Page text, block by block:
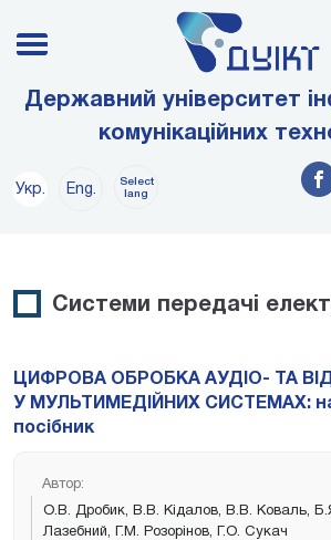
Державний університет
комунікаційних
Укр. Eng.
Select
lang
Системи передачі
ЦИФРОВА ОБРОБКА АУДІО- ТА
У МУЛЬТИМЕДІЙНИХ СИСТЕМАХ:
посібник
Автор:
О.В. Дробик, В.В. Кідалов, В.В. Коваль,
Лазебний, Г.М. Розорінов, Г.О. Сукач